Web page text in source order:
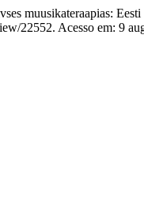
muusikateraapias:
22552. Acesso em: 9